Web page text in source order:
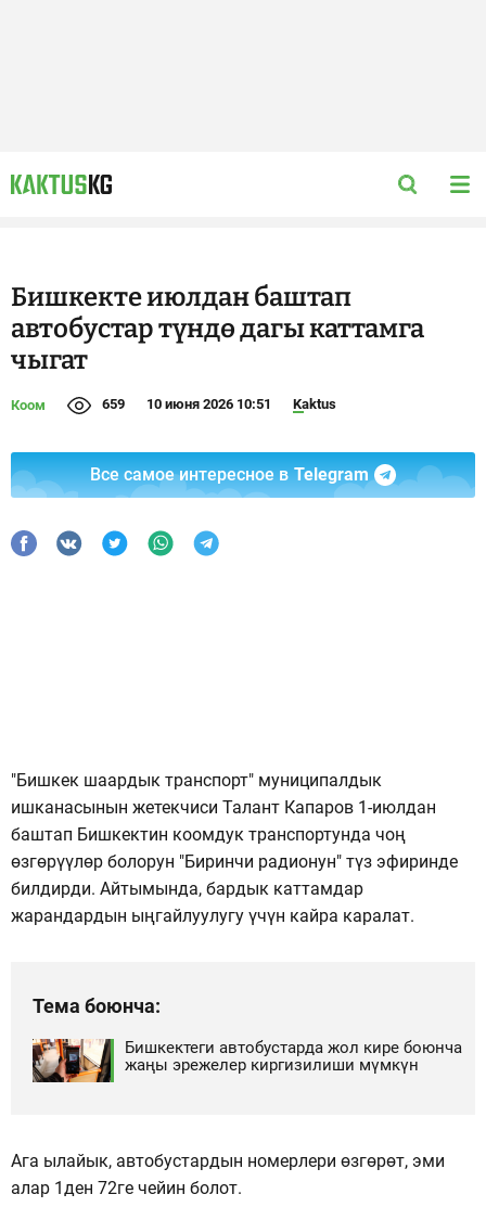
Бишкекте июлдан баштап
автобустар түндө дагы каттамга
чыгат
Коом 659 10 июня 2026 10:51 Kaktus
Все самое интересное в Telegram
"Бишкек шаардык транспорт" муниципалдык
ишканасынын жетекчиси Талант Капаров 1-июлдан
баштап Бишкектин коомдук транспортунда чоң
өзгөрүүлөр болорун "Биринчи радионун" түз эфиринде
билдирди. Айтымында, бардык каттамдар
жарандардын ыңгайлуулугу үчүн кайра каралат.
Тема боюнча:
Бишкектеги автобустарда жол кире боюнча
жаңы эрежелер киргизилиши мүмкүн
Ага ылайык, автобустардын номерлери өзгөрөт, эми
алар 1ден 72ге чейин болот.